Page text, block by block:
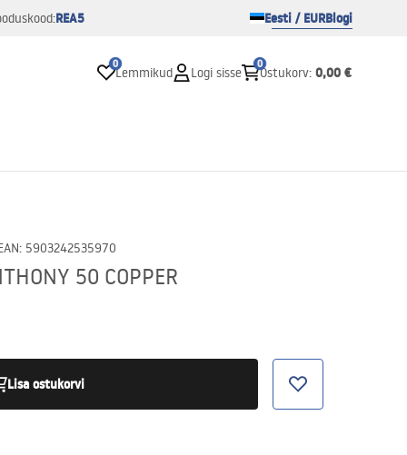
REA5 Eesti / EURBlogi
0
Lemmikud Logi sisse
0
Ostukorv: 0,00 €
: 5903242535970
50 COPPER
Lisa ostukorvi